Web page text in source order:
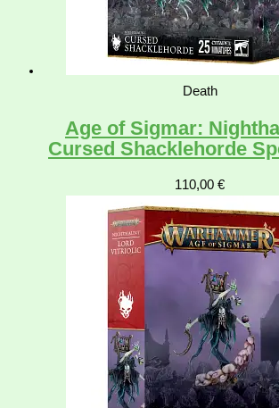
Death
Age of Sigmar:
Cursed Shacklehorde
110,00 €